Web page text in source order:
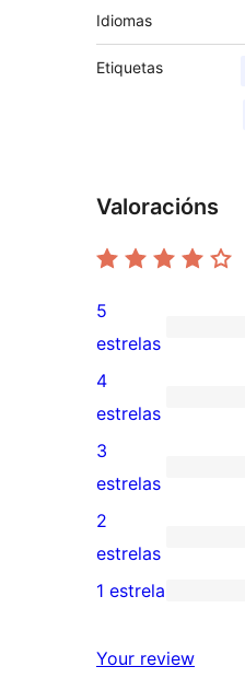
Idiomas
Etiquetas
Valoracións
3
valoracións
de
5
estrelas
5
estrelas
1
valoración
de
4
estrelas
4
estrelas
0
valoracións
de
3
3
estrelas
0
valoracións
2
2
estrelas
de
1 estrela
Your review